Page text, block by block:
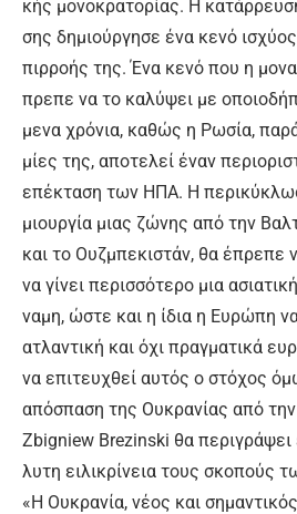
κής μο­νο­κρα­το­ρί­ας. Η
σης δη­μιούρ­γη­σε έ­να κε­νό
πιρ­ρο­ής της. Έ­να κε­νό που η
πρε­πε να το κα­λύ­ψει με
με­να χρό­νια, κα­θώς η Ρω­σί­α,
μί­ες της, α­πο­τε­λεί έ­ναν
ε­πέ­κτα­ση των Η­ΠΑ. Η
μιουρ­γί­α μιας ζώ­νης α­πό την
και το Ουζ­μπε­κι­στάν, θα έ­πρε­πε
να γί­νει πε­ρισ­σό­τε­ρο μια
να­μη, ώ­στε και η ί­δια η Ευ­ρώ­πη
α­τλα­ντι­κή και ό­χι πραγ­μα­τι­κά
να ε­πι­τευ­χθεί αυ­τός ο στό­χος
α­πό­σπα­ση της Ου­κρα­νί­ας α­πό
Zbigniew Brezinski θα
λυ­τη ει­λι­κρί­νεια τους σκο­πούς
«Η Ου­κρα­νί­α, νέ­ος και